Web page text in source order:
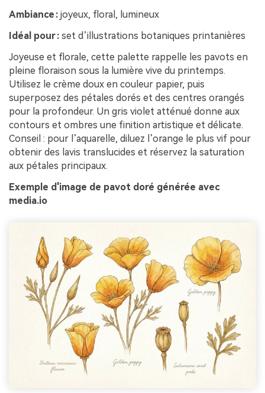
Ambiance : joyeux, floral, lumineux
Idéal pour : set d’illustrations botaniques printanières
Joyeuse et florale, cette palette rappelle les pavots en
pleine floraison sous la lumière vive du printemps.
Utilisez le crème doux en couleur papier, puis
superposez des pétales dorés et des centres orangés
pour la profondeur. Un gris violet atténué donne aux
contours et ombres une finition artistique et délicate.
Conseil : pour l’aquarelle, diluez l’orange le plus vif pour
obtenir des lavis translucides et réservez la saturation
aux pétales principaux.
Exemple d'image de pavot doré générée avec
media.io